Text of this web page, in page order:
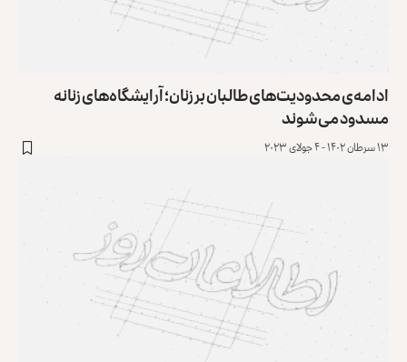
ادامه‌ی محدودیت‌های طالبان بر زنان؛ آرایشگاه‌های زنانه
مسدود می‌شوند
۱۳ سرطان ۱۴۰۲ - ۴ جولای ۲۰۲۳